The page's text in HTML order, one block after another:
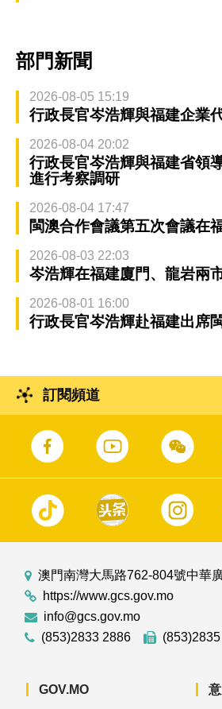
部門新聞
2026-08-05 15:19
行政長官岑浩輝與福建企業
2026-08-04 20:02
行政長官岑浩輝與福建省領
進行考察調研
2026-08-04 17:47
閩澳合作會議第五次會議在
2026-08-03 22:03
岑浩輝在福建廈門、龍岩兩
2026-08-01 16:00
行政長官岑浩輝赴福建出席
訂閱頻道
澳門南灣大馬路762-804號中華
https://www.gcs.gov.mo
info@gcs.gov.mo
(853)2833 2886
GOV.MO